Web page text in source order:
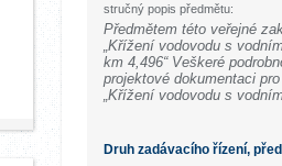
stručný popis předmětu:
Předmětem této veřejné
„Křížení vodovodu s
km 4,496“ Veškeré
projektové dokumentaci
„Křížení vodovodu s
Druh zadávacího řízení,